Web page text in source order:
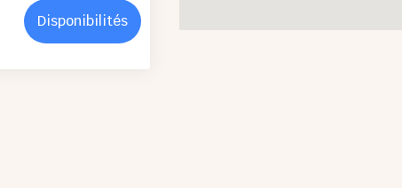
Disponibilités